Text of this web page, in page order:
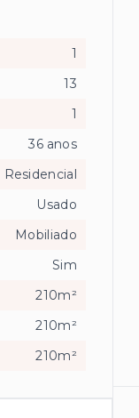
1
13
1
36 anos
Residencial
Usado
Mobiliado
Sim
210m²
210m²
210m²